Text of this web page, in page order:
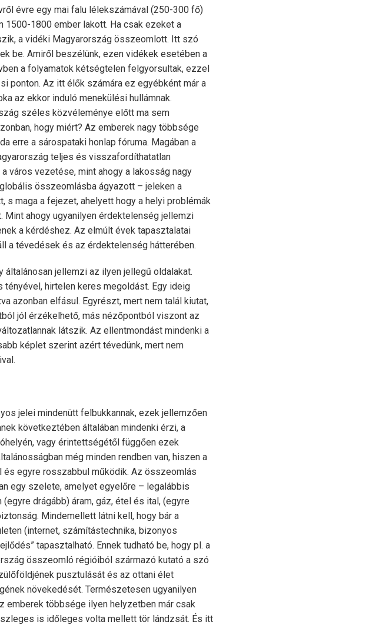
évre egy mai falu lélekszámával (250-300 fő)
1500-1800 ember lakott. Ha csak ezeket a
a vidéki Magyarország összeomlott. Itt szó
be. Amiről beszélünk, ezen vidékek esetében a
a folyamatok kétségtelen felgyorsultak, ezzel
ponton. Az itt élők számára ez egyébként már a
az ekkor induló menekülési hullámnak.
széles közvéleménye előtt ma sem
hogy miért? Az emberek nagy többsége
erre a sárospataki honlap fóruma. Magában a
teljes és visszafordíthatatlan
város vezetése, mint ahogy a lakosság nagy
összeomlásba ágyazott – jeleken a
s maga a fejezet, ahelyett hogy a helyi problémák
ahogy ugyanilyen érdektelenség jellemzi
a kérdéshez. Az elmúlt évek tapasztalatai
a tévedések és az érdektelenség hátterében.
jellemzi az ilyen jellegű oldalakat.
hirtelen keres megoldást. Egy ideig
azonban elfásul. Egyrészt, mert nem talál kiutat,
jól érzékelhető, más nézőpontból viszont az
látszik. Az ellentmondást mindenki a
képlet szerint azért tévedünk, mert nem
jelei mindenütt felbukkannak, ezek jellemzően
következtében általában mindenki érzi, a
vagy érintettségétől függően ezek
még minden rendben van, hiszen a
egyre rosszabbul működik. Az összeomlás
egy szelete, amelyet egyelőre – legalábbis
drágább) áram, gáz, étel és ital, (egyre
Mindemellett látni kell, hogy bár a
(internet, számítástechnika, bizonyos
tapasztalható. Ennek tudható be, hogy pl. a
összeomló régióiból származó kutató a szó
pusztulását és az ottani élet
növekedését. Természetesen ugyanilyen
emberek többsége ilyen helyzetben már csak
is időleges volta mellett tör lándzsát. És itt